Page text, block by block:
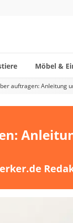
Möbel &
auftragen: Anleitung